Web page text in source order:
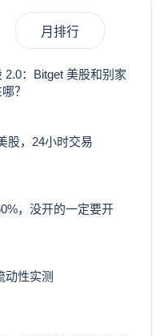
月排行
2.0：Bitget 美股和别家
？
股，24小时交易
，没开的一定要开
动性实测